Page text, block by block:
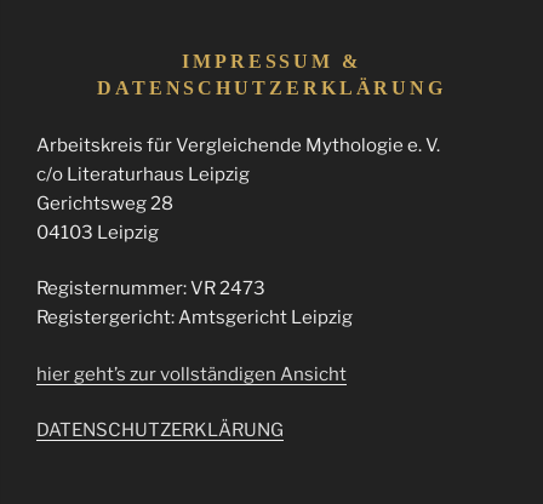
IMPRESSUM &
DATENSCHUTZERKLÄRUNG
Arbeitskreis für Vergleichende Mythologie e. V.
c/o Literaturhaus Leipzig
Gerichtsweg 28
04103 Leipzig
Registernummer: VR 2473
Registergericht: Amtsgericht Leipzig
hier geht’s zur vollständigen Ansicht
DATENSCHUTZERKLÄRUNG